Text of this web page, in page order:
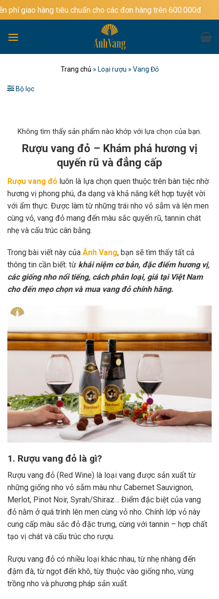
Bỏ
qua
dung
tiêu chuẩn cho các đơn hàng trên 600.000đ
Trang chủ » Loại rượu » Vang Đỏ
Bộ lọc
Không tìm thấy sản phẩm nào khớp với lựa chọn của bạn.
Rượu vang đỏ – Khám phá hương vị
quyến rũ và đẳng cấp
Rượu vang đỏ luôn là lựa chọn quen thuộc trên bàn tiệc nhờ
hương vị phong phú, đa dạng và khả năng kết hợp tuyệt vời
với ẩm thực. Được làm từ những trái nho vỏ sẫm và lên men
cùng vỏ, vang đỏ mang đến màu sắc quyến rũ, tannin chát
nhẹ và cấu trúc cân bằng.
Trong bài viết này của Ánh Vang, bạn sẽ tìm thấy tất cả
thông tin cần biết: từ khái niệm cơ bản, đặc điểm hương vị,
các giống nho nổi tiếng, cách phân loại, giá tại Việt Nam
cho đến mẹo chọn và mua vang đỏ chính hãng.
1. Rượu vang đỏ là gì?
Rượu vang đỏ (Red Wine) là loại vang được sản xuất từ
những giống nho vỏ sẫm màu như Cabernet Sauvignon,
Merlot, Pinot Noir, Syrah/Shiraz… Điểm đặc biệt của vang
đỏ nằm ở quá trình lên men cùng vỏ nho. Chính lớp vỏ này
cung cấp màu sắc đỏ đặc trưng, cùng với tannin – hợp chất
tạo vị chát và cấu trúc cho rượu.
Rượu vang đỏ có nhiều loại khác nhau, từ nhẹ nhàng đến
đậm đà, từ ngọt đến khô, tùy thuộc vào giống nho, vùng
trồng nho và phương pháp sản xuất.